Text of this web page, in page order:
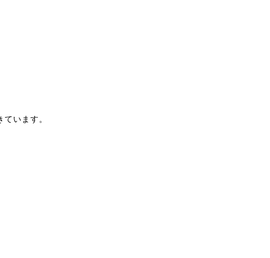
います。